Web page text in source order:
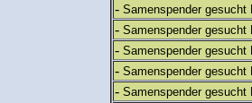
- Samenspender gesucht
- Samenspender gesucht
- Samenspender gesucht
- Samenspender gesucht
- Samenspender gesucht